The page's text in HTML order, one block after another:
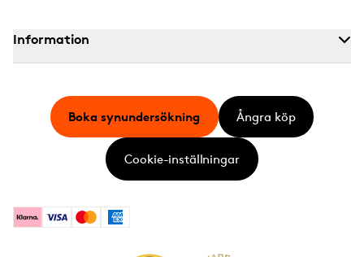
Information
KlarnaVisa MastercardAmerican Express
Boka synundersökning Ångra köp
Cookie-inställningar